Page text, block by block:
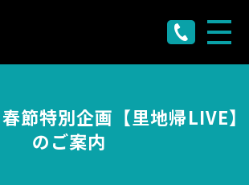
メ
節特別企画【里地帰LIVE】
のご案内